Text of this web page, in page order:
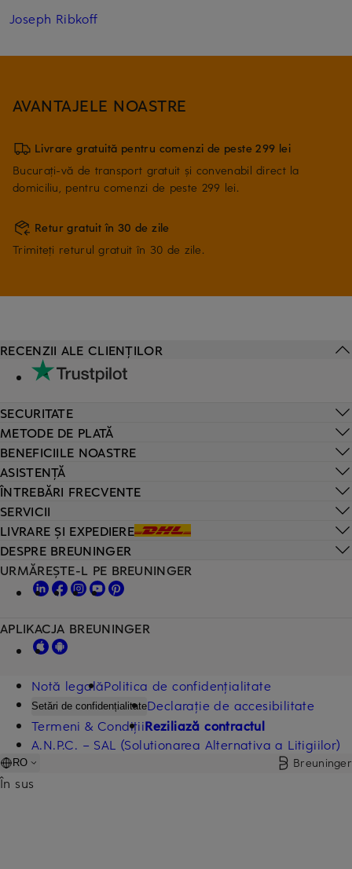
Joseph Ribkoff
AVANTAJELE NOASTRE
Livrare gratuită pentru comenzi de peste 299 lei
Bucurați-vă de transport gratuit și convenabil direct la
domiciliu, pentru comenzi de peste 299 lei.
Retur gratuit în 30 de zile
Trimiteți returul gratuit în 30 de zile.
ASISTENȚĂ
ÎNTREBĂRI FRECVENTE
SERVICII
LIVRARE ȘI EXPEDIERE
RECENZII ALE CLIENȚILOR
SECURITATE
METODE DE PLATĂ
BENEFICIILE NOASTRE
DESPRE BREUNINGER
URMĂREȘTE-L PE BREUNINGER
APLIKACJA BREUNINGER
Notă legalăPolitica de confidențialitate
Setări de confidențialitateDeclarație de accesibilitate
Termeni & CondițiiReziliază contractul
A.N.P.C. – SAL (Solutionarea Alternativa a Litigiilor)
RO Breuninger
În sus